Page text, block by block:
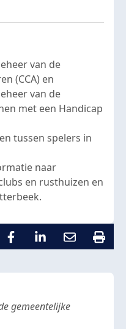
van de
(CCA) en
van de
met een Handicap
tussen spelers in
naar
en rusthuizen en
gemeentelijke